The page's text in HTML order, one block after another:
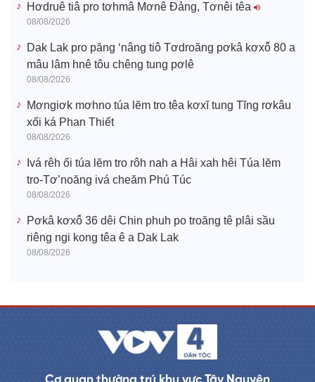
Hơdruê tiâ pro tơhmâ Mơnê Đảng, Tơnêi têa
08/08/2026
Dak Lak pro păng ‘nâng tiô Tơdroăng pơkâ kơxô̆ 80 a
mâu lâm hnê tôu chêng tung pơlê
08/08/2026
Mơngiơk mơhno túa lĕm tro têa kơxĭ tung Tĭng rơkâu
xối ká Phan Thiết
08/08/2026
Ivá rêh ối túa lĕm tro rôh nah a Hâi xah hêi Túa lĕm
tro-Tơ’noăng ivá cheăm Phú Túc
08/08/2026
Pơkâ kơxô̆ 36 dêi Chin phuh po troăng tê plâi sầu
riêng ngi kong têa ê a Dak Lak
08/08/2026